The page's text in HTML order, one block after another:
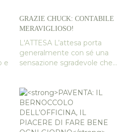
e
GRAZIE CHUCK: CONTABILE
MERAVIGLIOSO!
L'ATTESA L’attesa porta
generalmente con sé una
sensazione sgradevole che...